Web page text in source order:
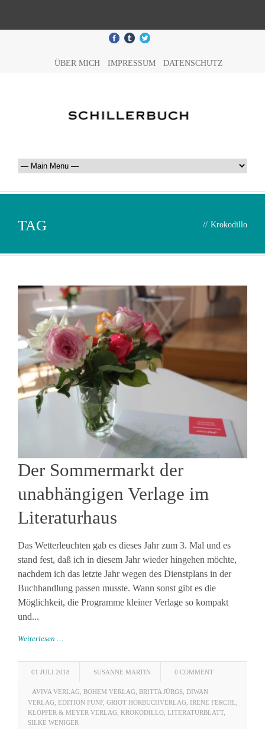
ÜBER MICH IMPRESSUM DATENSCHUTZ
TAG // Krokodillo
Der Sommermarkt der
unabhängigen Verlage im
Literaturhaus
Das Wetterleuchten gab es dieses Jahr zum 3. Mal und es
stand fest, daß ich in diesem Jahr wieder hingehen möchte,
nachdem ich das letzte Jahr wegen des Dienstplans in der
Buchhandlung passen musste. Wann sonst gibt es die
Möglichkeit, die Programme kleiner Verlage so kompakt
und...
Weiterlesen …
01 JULI 2018 SUSANNE MARTIN 0 COMMENT
AVIVA VERLAG BOHEM VERLAG BRITTA JÜRGS DIWAN
VERLAG EDITION FÜNF, GRIOT HÖRBUCHVERLAG IRENE FERCHL
KLÖPFER & MEYER VERLAG KROKODILLO LITERATURBLATT,
SILKE WENIGER